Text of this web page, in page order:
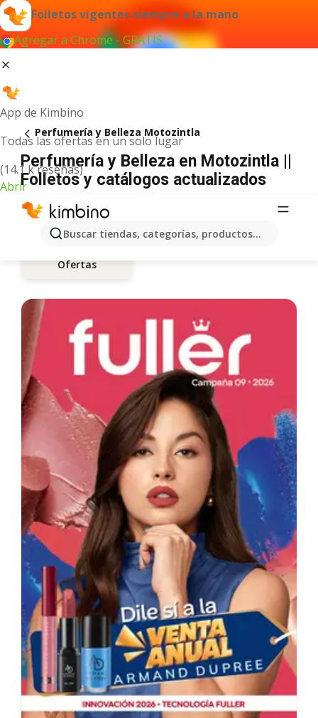
Folletos vigentes siempre a la mano
Agregar a Chrome - GRATIS
App de Kimbino
Todas las ofertas en un solo lugar
(14.1 k reseñas)
Abrir
Buscar tiendas, categorías, productos...
Perfumería y Belleza Motozintla
Perfumería y Belleza en Motozintla ||
Folletos y catálogos actualizados
Ofertas